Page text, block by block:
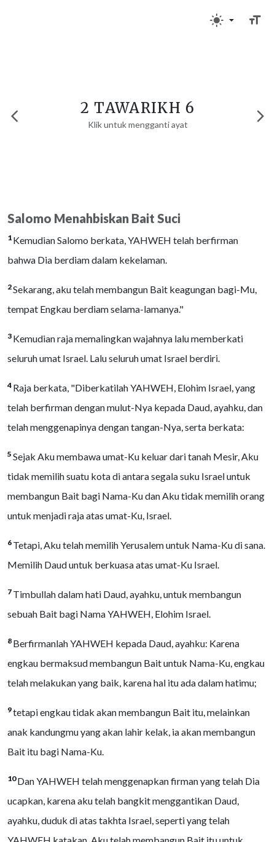
2 TAWARIKH 6
Klik untuk mengganti ayat
Salomo Menahbiskan Bait Suci
1 Kemudian Salomo berkata, YAHWEH telah berfirman
bahwa Dia berdiam dalam kekelaman.
2Sekarang, aku telah membangun Bait keagungan bagi-Mu,
tempat Engkau berdiam selama-lamanya."
3 Kemudian raja memalingkan wajahnya lalu memberkati
seluruh umat Israel. Lalu seluruh umat Israel berdiri.
4 Raja berkata, "Diberkatilah YAHWEH, Elohim Israel, yang
telah berfirman dengan mulut-Nya kepada Daud, ayahku, dan
telah menggenapinya dengan tangan-Nya, serta berkata:
5 Sejak Aku membawa umat-Ku keluar dari tanah Mesir, Aku
tidak memilih suatu kota di antara segala suku Israel untuk
membangun Bait bagi Nama-Ku dan Aku tidak memilih orang
untuk menjadi raja atas umat-Ku, Israel.
6 Tetapi, Aku telah memilih Yerusalem untuk Nama-Ku di sana.
Memilih Daud untuk berkuasa atas umat-Ku Israel.
7 Timbullah dalam hati Daud, ayahku, untuk membangun
sebuah Bait bagi Nama YAHWEH, Elohim Israel.
8 Berfirmanlah YAHWEH kepada Daud, ayahku: Karena
engkau bermaksud membangun Bait untuk Nama-Ku, engkau
telah melakukan yang baik, karena hal itu ada dalam hatimu;
9tetapi engkau tidak akan membangun Bait itu, melainkan
anak kandungmu yang akan lahir kelak, ia akan membangun
Bait itu bagi Nama-Ku.
10Dan YAHWEH telah menggenapkan firman yang telah Dia
ucapkan, karena aku telah bangkit menggantikan Daud,
ayahku, duduk di atas takhta Israel, seperti yang telah